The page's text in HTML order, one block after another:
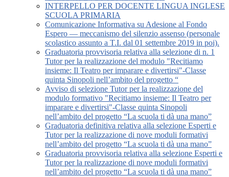
INTERPELLO PER DOCENTE LINGUA INGLESE
SCUOLA PRIMARIA
Comunicazione Informativa su Adesione al Fondo
Espero — meccanismo del silenzio assenso (personale
scolastico assunto a T.I. dal 01 settembre 2019 in poi).
Graduatoria provvisoria relativa alla selezione di n. 1
Tutor per la realizzazione del modulo "Recitiamo
insieme: Il Teatro per imparare e divertirsi"-Classe
quinta Sinopoli nell’ambito del progetto “
Avviso di selezione Tutor per la realizzazione del
modulo formativo "Recitiamo insieme: Il Teatro per
imparare e divertirsi"-Classe quinta Sinopoli
nell’ambito del progetto “La scuola ti dà una mano”
Graduatoria definitiva relativa alla selezione Esperti e
Tutor per la realizzazione di nove moduli formativi
nell’ambito del progetto “La scuola ti dà una mano”
Graduatoria provvisoria relativa alla selezione Esperti e
Tutor per la realizzazione di nove moduli formativi
nell’ambito del progetto “La scuola ti dà una mano”